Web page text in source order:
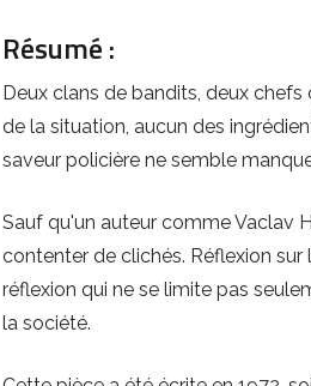
Résumé :
Deux clans de bandits, deux
de la situation, aucun des
saveur policière ne semble
Sauf qu'un auteur comme Vaclav
contenter de clichés. Réflexion
réflexion qui ne se limite pas
la société.